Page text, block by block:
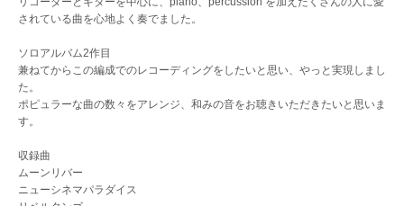
されている曲を心地よく奏でました。
ソロアルバム2作目
兼ねてからこの編成でのレコーディングをしたいと思い、やっと実現しまし
た。
ポピュラーな曲の数々をアレンジ、和みの音をお聴きいただきたいと思いま
す。
収録曲
ムーンリバー
ニューシネマパラダイス